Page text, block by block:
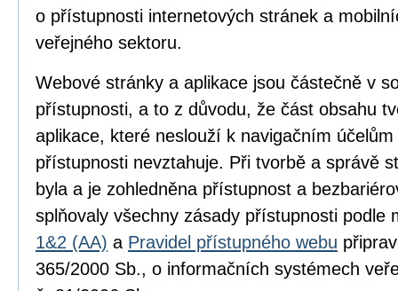
o přístupnosti internetových stránek a
veřejného sektoru.
Webové stránky a aplikace jsou částečně v
přístupnosti, a to z důvodu, že část obsahu
aplikace, které neslouží k navigačním
přístupnosti nevztahuje. Při tvorbě a správě
byla a je zohledněna přístupnost a
splňovaly všechny zásady přístupnosti podle
1&2 (AA) a Pravidel přístupného webu
365/2000 Sb., o informačních systémech